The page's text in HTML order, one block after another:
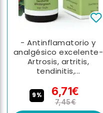
- Antinflamatorio y
analgésico excelente-
Artrosis, artritis,
tendinitis,...
9% 6,71€
7,45€